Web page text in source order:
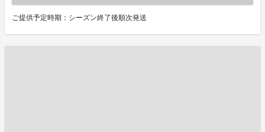
ご提供予定時期：シーズン終了後順次発送